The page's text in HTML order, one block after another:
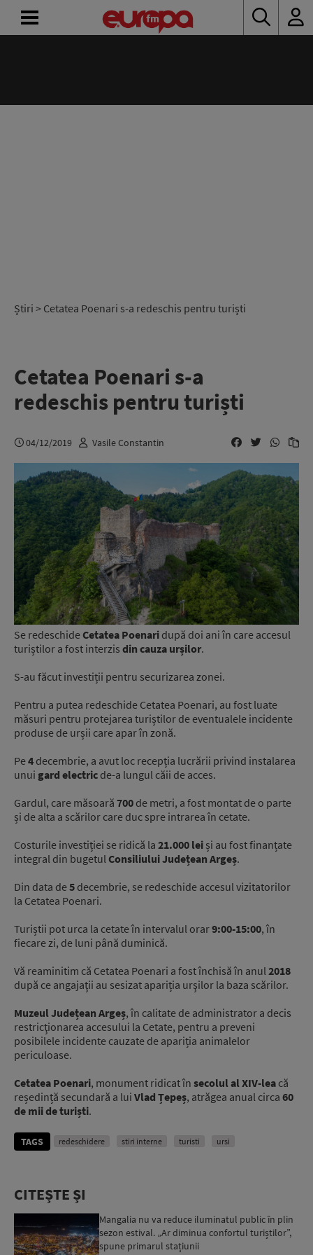
Știri > Cetatea Poenari s-a redeschis pentru turiști
Cetatea Poenari s-a
redeschis pentru turiști
04/12/2019 Vasile Constantin
Se redeschide Cetatea Poenari după doi ani în care accesul
turiștilor a fost interzis din cauza urșilor.
S-au făcut investiții pentru securizarea zonei.
Pentru a putea redeschide Cetatea Poenari, au fost luate
măsuri pentru protejarea turiștilor de eventualele incidente
produse de urșii care apar în zonă.
Pe4 decembrie, a avut loc recepția lucrării privind instalarea
unui gard electric de-a lungul căii de acces.
Gardul, care măsoară 700 de metri, a fost montat de o parte
și de alta a scărilor care duc spre intrarea în cetate.
Costurile investiției se ridică la 21.000 lei și au fost finanțate
integral din bugetul Consiliului Județean Argeș.
Din data de5 decembrie, se redeschide accesul vizitatorilor
la Cetatea Poenari.
Turiștii pot urca la cetate în intervalul orar9:00-15:00, în
fiecare zi, de luni până duminică.
Vă reaminitim că Cetatea Poenari a fost închisă în anul2018
după ce angajaţii au sesizat apariția urşilor la baza scărilor.
Muzeul Județean Argeș, în calitate de administrator a decis
restricţionarea accesului la Cetate, pentru a preveni
posibilele incidente cauzate de apariția animalelor
periculoase.
Cetatea Poenari, monument ridicat în secolul al XIV-lea că
reședință secundară a lui Vlad Țepeș, atrăgea anual circa 60
de mii de turiști.
TAGS redeschidere stiri interne turisti ursi
CITEȘTE ȘI
Mangalia nu va reduce iluminatul public în plin
sezon estival. „Ar diminua confortul turiștilor”,
spune primarul stațiunii